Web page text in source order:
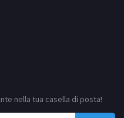
nella tua casella di posta!